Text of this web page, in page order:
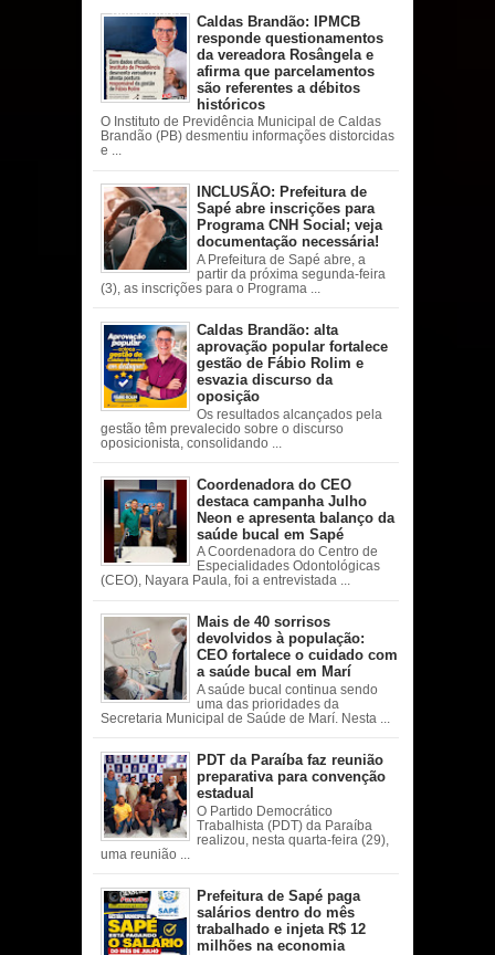
acessadas
Caldas Brandão: IPMCB
responde questionamentos
da vereadora Rosângela e
afirma que parcelamentos
são referentes a débitos
históricos
O Instituto de Previdência Municipal de Caldas
Brandão (PB) desmentiu informações distorcidas
e ...
INCLUSÃO: Prefeitura de
Sapé abre inscrições para
Programa CNH Social; veja
documentação necessária!
A Prefeitura de Sapé abre, a
partir da próxima segunda-feira
(3), as inscrições para o Programa ...
Caldas Brandão: alta
aprovação popular fortalece
gestão de Fábio Rolim e
esvazia discurso da
oposição
Os resultados alcançados pela
gestão têm prevalecido sobre o discurso
oposicionista, consolidando ...
Coordenadora do CEO
destaca campanha Julho
Neon e apresenta balanço da
saúde bucal em Sapé
A Coordenadora do Centro de
Especialidades Odontológicas
(CEO), Nayara Paula, foi a entrevistada ...
Mais de 40 sorrisos
devolvidos à população:
CEO fortalece o cuidado com
a saúde bucal em Marí
A saúde bucal continua sendo
uma das prioridades da
Secretaria Municipal de Saúde de Marí. Nesta ...
PDT da Paraíba faz reunião
preparativa para convenção
estadual
O Partido Democrático
Trabalhista (PDT) da Paraíba
realizou, nesta quarta-feira (29),
uma reunião ...
Prefeitura de Sapé paga
salários dentro do mês
trabalhado e injeta R$ 12
milhões na economia